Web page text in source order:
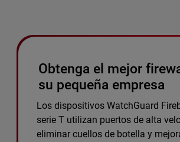
Obtenga el mejor
su pequeña empresa
Los dispositivos WatchGuard
serie T utilizan puertos de alta
eliminar cuellos de botella y